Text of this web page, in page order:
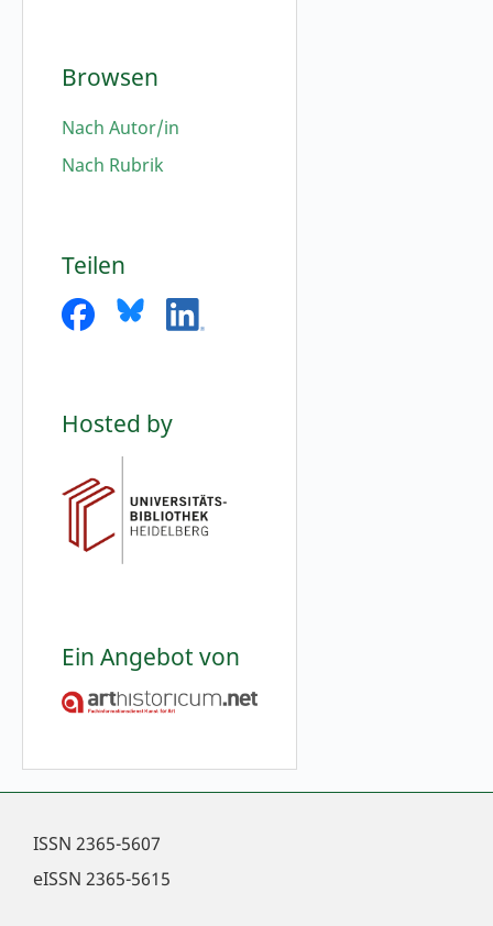
Browsen
Nach Autor/in
Nach Rubrik
Teilen
Hosted by
Ein Angebot von
ISSN 2365-5607
eISSN 2365-5615